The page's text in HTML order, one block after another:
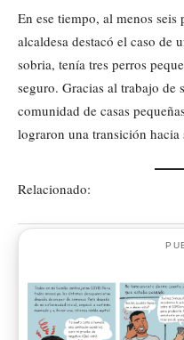
En ese tiempo, al menos seis
alcaldesa destacó el caso de
sobria, tenía tres perros
seguro. Gracias al trabajo de
comunidad de casas
lograron una transición
Relacionado: